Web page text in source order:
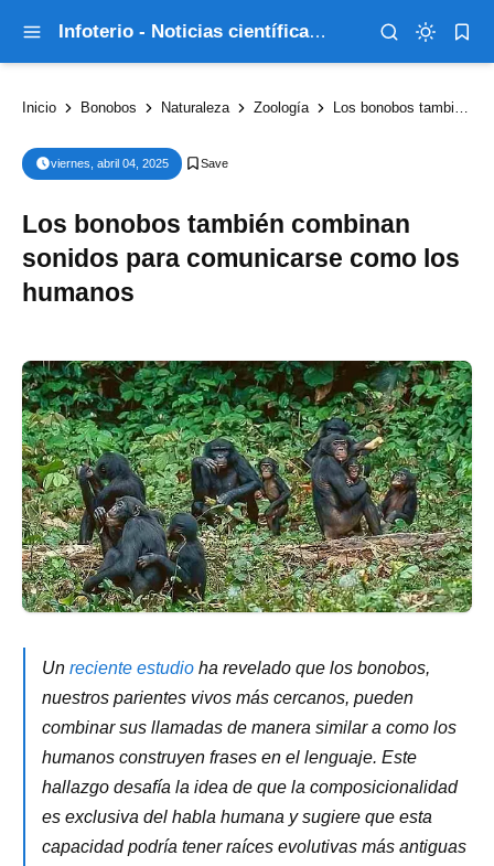
Infoterio - Noticias científicas que explican el mundo
Inicio Bonobos Naturaleza Zoología Los bonobos también combinan sonidos para comunicarse como los humanos
viernes, abril 04, 2025
Los bonobos también combinan
sonidos para comunicarse como los
humanos
Un reciente estudio ha revelado que los bonobos,
nuestros parientes vivos más cercanos, pueden
combinar sus llamadas de manera similar a como los
humanos construyen frases en el lenguaje. Este
hallazgo desafía la idea de que la composicionalidad
es exclusiva del habla humana y sugiere que esta
capacidad podría tener raíces evolutivas más antiguas